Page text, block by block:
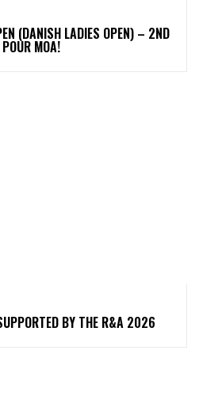
(DANISH LADIES OPEN) – 2ND
MOA!
BY THE R&A 2026